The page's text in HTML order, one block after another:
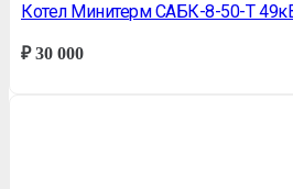
Котел Минитерм САБК-8-50-Т
₽30 000